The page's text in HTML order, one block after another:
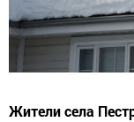
Жители села